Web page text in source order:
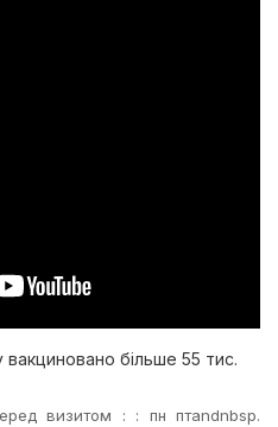
більше 55 тис.
визитом : : пн птandnbsp.